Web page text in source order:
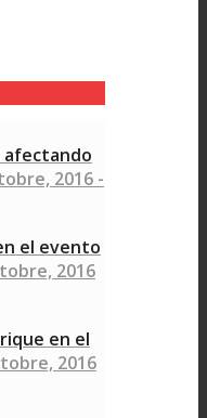
afectando
2016 -
el evento
2016
en el
2016